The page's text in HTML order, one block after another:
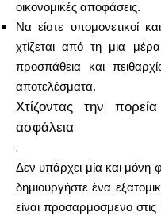
οικονομικές αποφάσεις.
Να είστε υπομονετικοί
χτίζεται από τη μια
προσπάθεια και
αποτελέσματα.
Χτίζοντας την
ασφάλεια
.
Δεν υπάρχει μία και μόνη
δημιουργήστε ένα
είναι προσαρμοσμένο